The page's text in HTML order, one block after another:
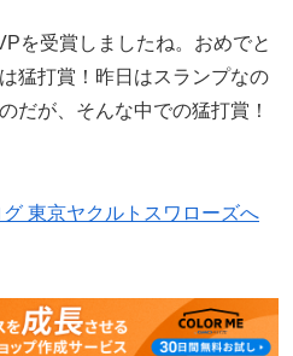
を受賞しましたね。おめでと
猛打賞！昨日はスランプなの
だが、そんな中での猛打賞！